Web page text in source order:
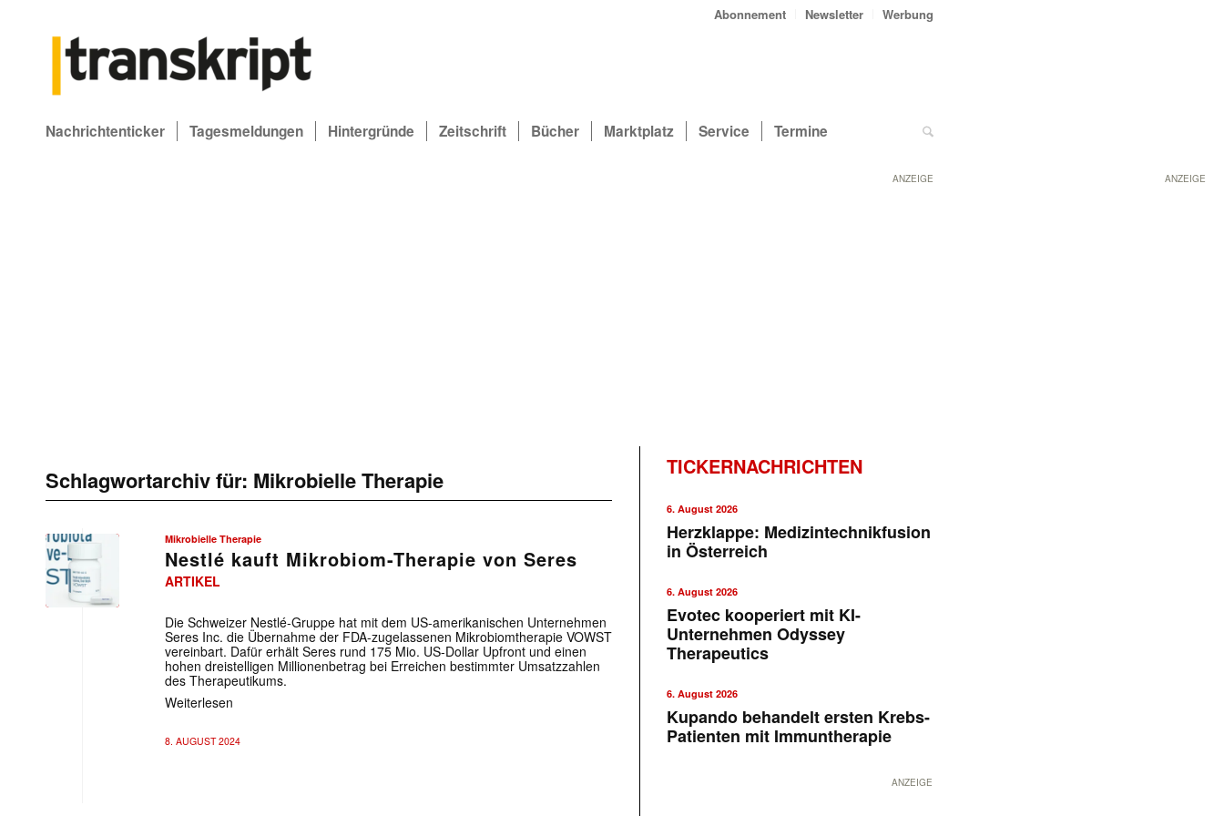
ANZEIGE
Abonnement Newsletter Werbung
Nachrichtenticker Tagesmeldungen Hintergründe Zeitschrift Bücher Marktplatz Service Termine
ANZEIGE
Schlagwortarchiv für: Mikrobielle Therapie
Mikrobielle Therapie
Nestlé kauft Mikrobiom-Therapie von Seres
ARTIKEL
Die Schweizer Nestlé-Gruppe hat mit dem US-amerikanischen Unternehmen
Seres Inc. die Übernahme der FDA-zugelassenen Mikrobiomtherapie VOWST
vereinbart. Dafür erhält Seres rund 175 Mio. US-Dollar Upfront und einen
hohen dreistelligen Millionenbetrag bei Erreichen bestimmter Umsatzzahlen
des Therapeutikums.
Weiterlesen
8. AUGUST 2024
TICKERNACHRICHTEN
6. August 2026
Herzklappe: Medizintechnikfusion
in Österreich
6. August 2026
Evotec kooperiert mit KI-
Unternehmen Odyssey
Therapeutics
6. August 2026
Kupando behandelt ersten Krebs-
Patienten mit Immuntherapie
ANZEIGE